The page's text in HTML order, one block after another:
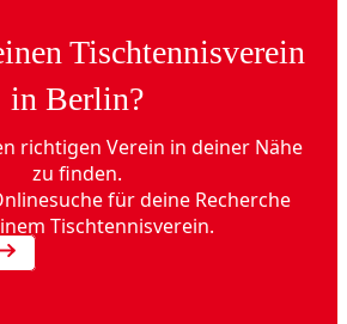
Tischtennisverein
in Berlin?
richtigen Verein in deiner Nähe
zu finden.
für deine Recherche
Tischtennisverein.